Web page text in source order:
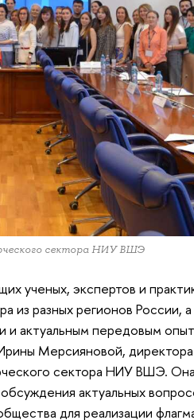
сектора НИУ ВШЭ
ученых, экспертов и
из разных регионов России,
и актуальным передовым
Мерсияновой,
сектора НИУ ВШЭ.
актуальных
для реализации